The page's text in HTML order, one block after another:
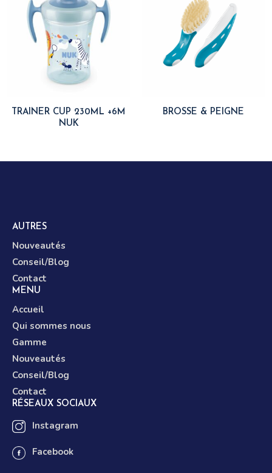
TRAINER CUP 230ML +6M
NUK
BROSSE & PEIGNE
RÉSEAUX SOCIAUX
Instagram
Facebook
MENU
Accueil
Qui sommes nous
Gamme
Nouveautés
Conseil/Blog
Contact
AUTRES
Nouveautés
Conseil/Blog
Contact